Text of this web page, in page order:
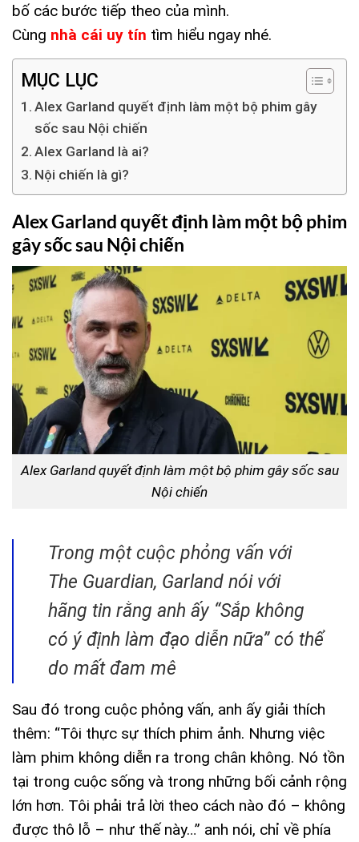
bố các bước tiếp theo của mình.
Cùng nhà cái uy tín tìm hiểu ngay nhé.
MỤC LỤC
Alex Garland quyết định làm một bộ phim gây
sốc sau Nội chiến
Alex Garland là ai?
Nội chiến là gì?
Alex Garland quyết định làm một bộ phim
gây sốc sau Nội chiến
Alex Garland quyết định làm một bộ phim gây sốc sau
Nội chiến
Trong một cuộc phỏng vấn với
The Guardian, Garland nói với
hãng tin rằng anh ấy “Sắp không
có ý định làm đạo diễn nữa” có thể
do mất đam mê
Sau đó trong cuộc phỏng vấn, anh ấy giải thích
thêm: “Tôi thực sự thích phim ảnh. Nhưng việc
làm phim không diễn ra trong chân không. Nó tồn
tại trong cuộc sống và trong những bối cảnh rộng
lớn hơn. Tôi phải trả lời theo cách nào đó – không
được thô lỗ – như thế này…” anh nói, chỉ về phía